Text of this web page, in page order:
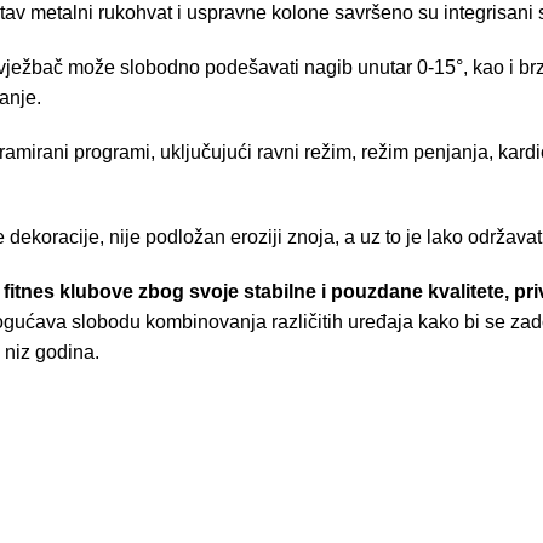
metalni rukohvat i uspravne kolone savršeno su integrisani
može slobodno podešavati nagib unutar 0-15°, kao i
programi, uključujući ravni režim, režim penjanja,
nije podložan eroziji znoja, a uz to je lako
klubove zbog svoje stabilne i pouzdane kvalitete,
slobodu kombinovanja različitih uređaja kako bi se
godina.